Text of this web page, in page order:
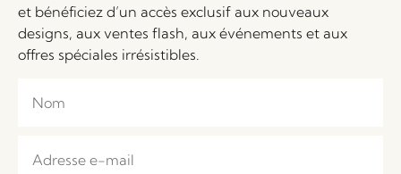
et bénéficiez d’un accès exclusif aux nouveaux
designs, aux ventes flash, aux événements et aux
offres spéciales irrésistibles.